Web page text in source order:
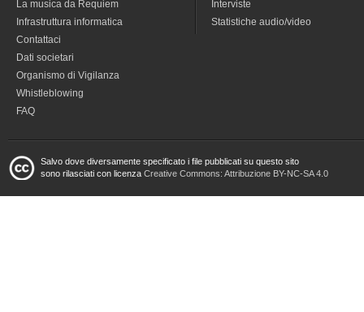
La musica da Requiem
Infrastruttura informatica
Contattaci
Dati societari
Organismo di Vigilanza
Whistleblowing
FAQ
Interviste
Statistiche audio/video
Salvo dove diversamente specificato i file pubblicati su questo sito
sono rilasciati con licenza Creative Commons: Attribuzione BY-NC-SA 4.0